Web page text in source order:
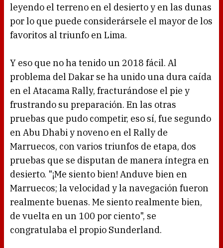
leyendo el terreno en el desierto y en las dunas
por lo que puede considerársele el mayor de los
favoritos al triunfo en Lima.
Y eso que no ha tenido un 2018 fácil. Al
problema del Dakar se ha unido una dura caída
en el Atacama Rally, fracturándose el pie y
frustrando su preparación. En las otras
pruebas que pudo competir, eso sí, fue segundo
en Abu Dhabi y noveno en el Rally de
Marruecos, con varios triunfos de etapa, dos
pruebas que se disputan de manera íntegra en
desierto. "¡Me siento bien! Anduve bien en
Marruecos; la velocidad y la navegación fueron
realmente buenas. Me siento realmente bien,
de vuelta en un 100 por ciento", se
congratulaba el propio Sunderland.